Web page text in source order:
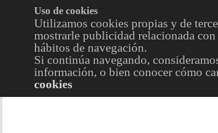
Uso de cookies
Utilizamos cookies propias y de
mostrarle publicidad relacionada
hábitos de navegación.
Si continúa navegando,
información, o bien conocer cómo
cookies